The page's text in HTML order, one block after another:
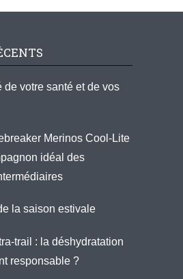
de votre santé et de vos
Merinos Cool-Lite
idéal des
la saison estivale
trail : la déshydratation
responsable ?